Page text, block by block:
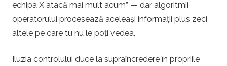
echipa X atacă mai mult acum” — dar algoritmii
operatorului procesează aceleași informații plus zeci
altele pe care tu nu le poți vedea.
Iluzia controlului duce la supraîncredere în propriile